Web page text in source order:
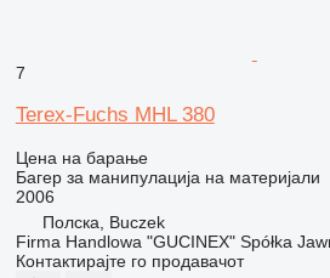
7
Terex-Fuchs MHL 380
Цена на барање
Багер за манипулација на материјали
2006
Полска, Buczek
Firma Handlowa "GUCINEX" Spółka
Контактирајте го продавачот